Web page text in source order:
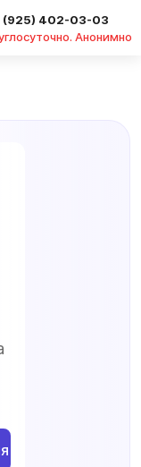
(925) 402-03-03
Анонимно